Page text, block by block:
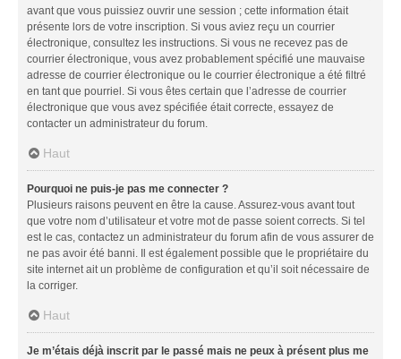
avant que vous puissiez ouvrir une session ; cette information était
présente lors de votre inscription. Si vous aviez reçu un courrier
électronique, consultez les instructions. Si vous ne recevez pas de
courrier électronique, vous avez probablement spécifié une mauvaise
adresse de courrier électronique ou le courrier électronique a été filtré
en tant que pourriel. Si vous êtes certain que l’adresse de courrier
électronique que vous avez spécifiée était correcte, essayez de
contacter un administrateur du forum.
Haut
Pourquoi ne puis-je pas me connecter ?
Plusieurs raisons peuvent en être la cause. Assurez-vous avant tout
que votre nom d’utilisateur et votre mot de passe soient corrects. Si tel
est le cas, contactez un administrateur du forum afin de vous assurer de
ne pas avoir été banni. Il est également possible que le propriétaire du
site internet ait un problème de configuration et qu’il soit nécessaire de
la corriger.
Haut
Je m’étais déjà inscrit par le passé mais ne peux à présent plus me